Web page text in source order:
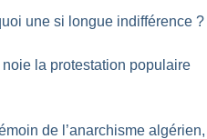
une si longue indifférence ?
noie la protestation populaire
de l’anarchisme algérien,